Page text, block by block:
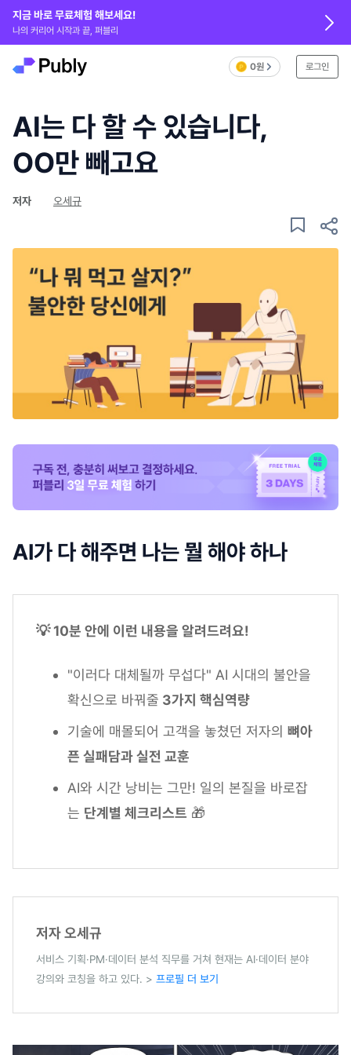
지금 바로 무료체험 해보세요!
나의 커리어 시작과 끝, 퍼블리
0원 로그인
AI는 다 할 수 있습니다,
OO만 빼고요
저자 오세규
AI가 다 해주면 나는 뭘 해야 하나
💡 10분 안에 이런 내용을 알려드려요!
"이러다 대체될까 무섭다" AI 시대의 불안을
확신으로 바꿔줄 3가지 핵심역량
기술에 매몰되어 고객을 놓쳤던 저자의 뼈아
픈 실패담과 실전 교훈
AI와 시간 낭비는 그만! 일의 본질을 바로잡
는 단계별 체크리스트 🎁
저자 오세규
서비스 기획·PM·데이터 분석 직무를 거쳐 현재는 AI·데이터 분야
강의와 코칭을 하고 있다. > 프로필 더 보기